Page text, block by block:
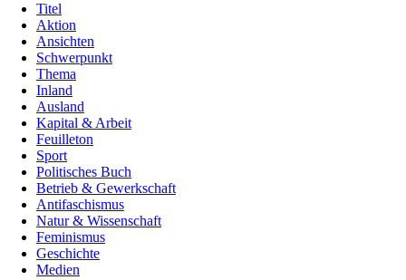
Titel
Aktion
Ansichten
Schwerpunkt
Thema
Inland
Ausland
Kapital & Arbeit
Feuilleton
Sport
Politisches Buch
Betrieb & Gewerkschaft
Antifaschismus
Natur & Wissenschaft
Feminismus
Geschichte
Medien